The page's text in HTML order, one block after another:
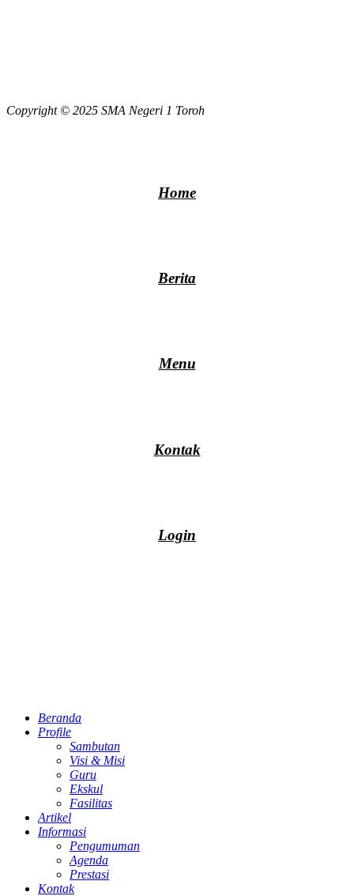
Copyright © 2025 SMA Negeri 1 Toroh
Home
Berita
Menu
Kontak
Login
Beranda
Profile
Sambutan
Visi & Misi
Guru
Ekskul
Fasilitas
Artikel
Informasi
Pengumuman
Agenda
Prestasi
Kontak